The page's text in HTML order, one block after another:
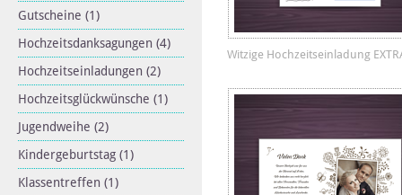
Gutscheine (1)
Hochzeitsdanksagungen (4)
Hochzeitseinladungen (2)
Hochzeitsglückwünsche (1)
Jugendweihe (2)
Kindergeburtstag (1)
Klassentreffen (1)
Witzige Hochzeitseinladung